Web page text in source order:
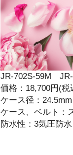
JR-702S-59M JR-
価格：18,700円(
ケース径：
ケース、ベルト：
防水性：3気圧防水